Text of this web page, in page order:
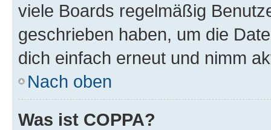
viele Boards regelmäßig
geschrieben haben, um die
dich einfach erneut und nimm
Nach oben
Was ist COPPA?